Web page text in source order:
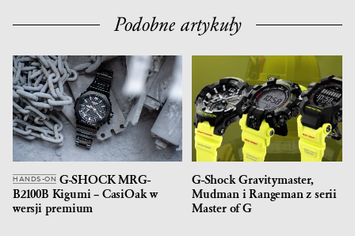
Podobne artykuły
HANDS-ON G-SHOCK MRG-
B2100B Kigumi – CasiOak w
wersji premium
G-Shock Gravitymaster,
Mudman i Rangeman z serii
Master of G